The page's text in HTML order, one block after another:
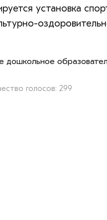
установка
дошкольное
голосов: 299